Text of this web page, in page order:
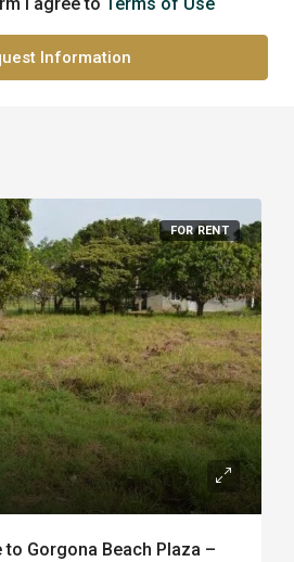
Information
FOR RENT
Gorgona Beach Plaza –